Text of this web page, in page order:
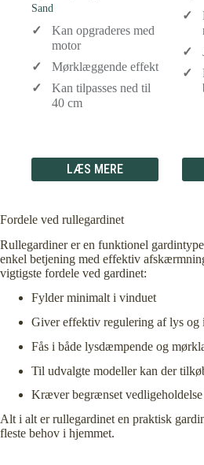
Sand
Kan opgraderes med
motor
Mørklæggende effekt
Kan tilpasses ned til
40 cm
LÆS MERE
Fordele ved rullegardinet
Rullegardiner er en funktionel
enkel betjening med effektiv
vigtigste fordele ved gardinet:
Fylder minimalt i vinduet
Giver effektiv regulering af lys og
Fås i både lysdæmpende og
Til udvalgte modeller kan der
Kræver begrænset vedligeholdelse
Alt i alt er rullegardinet en praktisk
fleste behov i hjemmet.